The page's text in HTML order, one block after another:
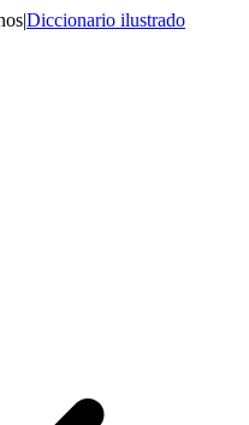
|Diccionario ilustrado